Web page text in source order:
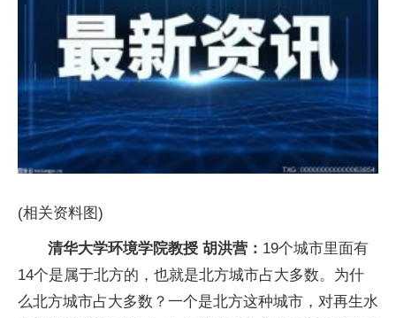
(相关资料图)
清华大学环境学院教授 胡洪营： 19个城市里面有
14个是属于北方的，也就是北方城市占大多数。为什
么北方城市占大多数？一个是北方这种城市，对再生水